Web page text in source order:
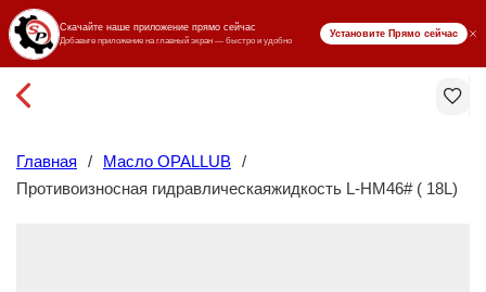
₸ KZT
Главная / Масло OPALLUB /
Противоизносная гидравлическаяжидкость L-HM46# ( 18L)